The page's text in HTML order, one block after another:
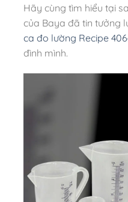
Hãy cùng tìm hiểu tại
của Baya đã tin tưởng
ca đo lường Recipe
đình mình.